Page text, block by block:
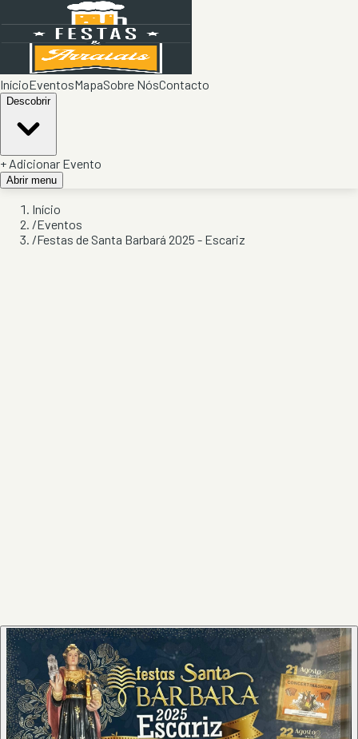
InícioEventosMapaSobre NósContacto
Descobrir
+ Adicionar Evento
Abrir menu
Início
/Eventos
/Festas de Santa Barbará 2025 - Escariz